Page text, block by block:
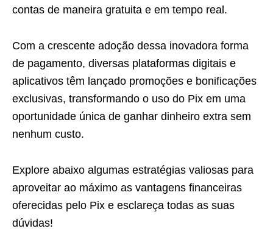
contas de maneira gratuita e em tempo real.
Com a crescente adoção dessa inovadora forma
de pagamento, diversas plataformas digitais e
aplicativos têm lançado promoções e bonificações
exclusivas, transformando o uso do Pix em uma
oportunidade única de ganhar dinheiro extra sem
nenhum custo.
Explore abaixo algumas estratégias valiosas para
aproveitar ao máximo as vantagens financeiras
oferecidas pelo Pix e esclareça todas as suas
dúvidas!